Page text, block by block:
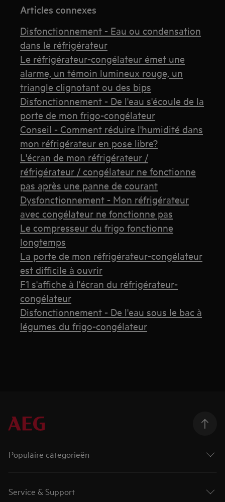
Articles connexes
Disfonctionnement - Eau ou condensation
dans le réfrigérateur
Le réfrigérateur-congélateur émet une
alarme, un témoin lumineux rouge, un
triangle clignotant ou des bips
Disfonctionnement - De l'eau s'écoule de la
porte de mon frigo-congélateur
Conseil - Comment réduire l'humidité dans
mon réfrigérateur en pose libre?
L'écran de mon réfrigérateur /
réfrigérateur / congélateur ne fonctionne
pas après une panne de courant
Dysfonctionnement - Mon réfrigérateur
avec congélateur ne fonctionne pas
Le compresseur du frigo fonctionne
longtemps
La porte de mon réfrigérateur-congélateur
est difficile à ouvrir
F1 s'affiche à l'écran du réfrigérateur-
congélateur
Disfonctionnement - De l'eau sous le bac à
légumes du frigo-congélateur
Populaire categorieën
Service & Support